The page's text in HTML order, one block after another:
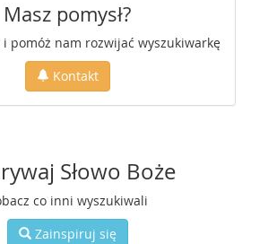
Masz pomysł?
pomóż nam rozwijać wyszukiwarkę
Kontakt
Słowo Boże
co inni wyszukiwali
Zainspiruj się